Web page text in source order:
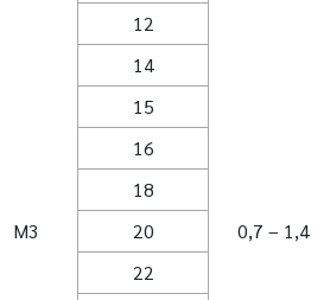
M3 0,7 – 1,4
12
14
15
16
18
20
22